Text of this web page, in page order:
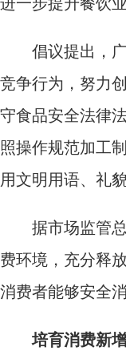
倡议提出，广
竞争行为，努力
守食品安全法律
照操作规范加工
用文明用语、礼
据市场监管总
费环境，充分释
消费者能够安全
培育消费新